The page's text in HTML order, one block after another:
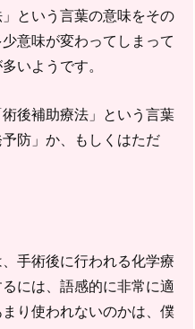
という言葉の意味をその
意味が変わってしまって
いようです。
後補助療法」という言葉
防」か、もしくはただ
手術後に行われる化学療
には、語感的に非常に適
り使われないのかは、僕